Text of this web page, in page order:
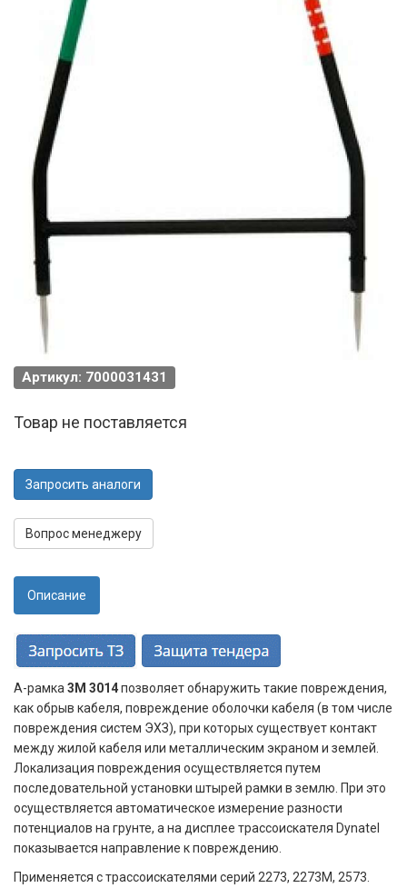
Артикул: 7000031431
Товар не поставляется
Запросить аналоги
Вопрос менеджеру
Описание
А-рамка 3M 3014позволяет обнаружить такие повреждения,
как обрыв кабеля, повреждение оболочки кабеля (в том числе
повреждения систем ЭХЗ), при которых существует контакт
между жилой кабеля или металлическим экраном и землей.
Локализация повреждения осуществляется путем
последовательной установки штырей рамки в землю. При это
осуществляется автоматическое измерение разности
потенциалов на грунте, а на дисплее трассоискателя Dynatel
показывается направление к повреждению.
Применяется с трассоискателями серий 2273, 2273M, 2573.